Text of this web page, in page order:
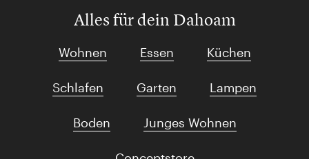
Alles für dein Dahoam
Wohnen Essen Küchen
Schlafen Garten Lampen
Boden Junges Wohnen